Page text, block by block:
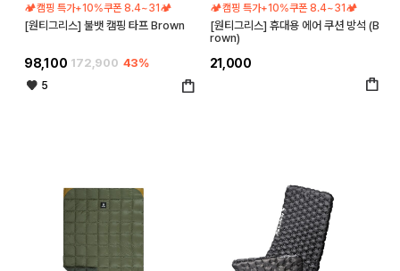
🏕️캠핑 특가+10%쿠폰 8.4~31🏕️
[원티그리스] 불뱃 캠핑 타프 Brown
98,100 172,900 43%
5
🏕️캠핑 특가+10%쿠폰 8.4~31🏕️
[원티그리스] 휴대용 에어 쿠션 방석 (B
rown)
21,000